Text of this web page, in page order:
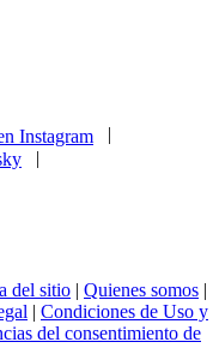
|
del sitio | Quienes somos |
| Condiciones de Uso y
del consentimiento de